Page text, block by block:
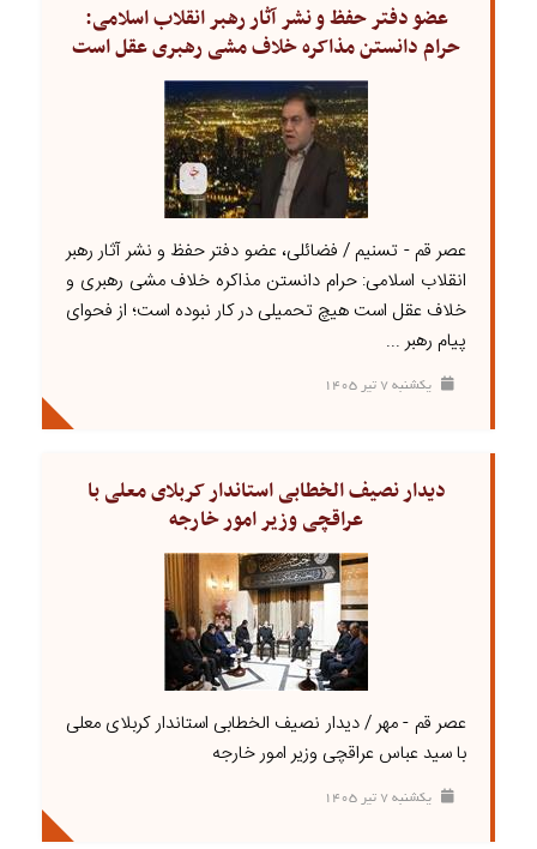
عضو دفتر حفظ و نشر آثار رهبر انقلاب اسلامی:
حرام دانستن مذاکره خلاف مشی رهبری عقل است
عصر قم - تسنیم / فضائلی، عضو دفتر حفظ و نشر آثار رهبر
انقلاب اسلامی: حرام دانستن مذاکره خلاف مشی رهبری و
خلاف عقل است هیچ تحمیلی در کار نبوده است؛ از فحوای
پیام رهبر ...
يکشنبه ۷ تير ۱۴۰۵
دیدار نصیف الخطابی استاندار کربلای معلی با
عراقچی وزیر امور خارجه
عصر قم - مهر / دیدار نصیف الخطابی استاندار کربلای معلی
با سید عباس عراقچی وزیر امور خارجه
يکشنبه ۷ تير ۱۴۰۵